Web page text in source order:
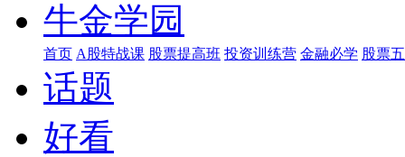
牛金学园
首页 A股特战课 股票提高班 投资训练营 金融必学 股票
话题
好看